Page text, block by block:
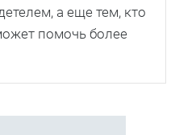
а еще тем, кто
помочь более